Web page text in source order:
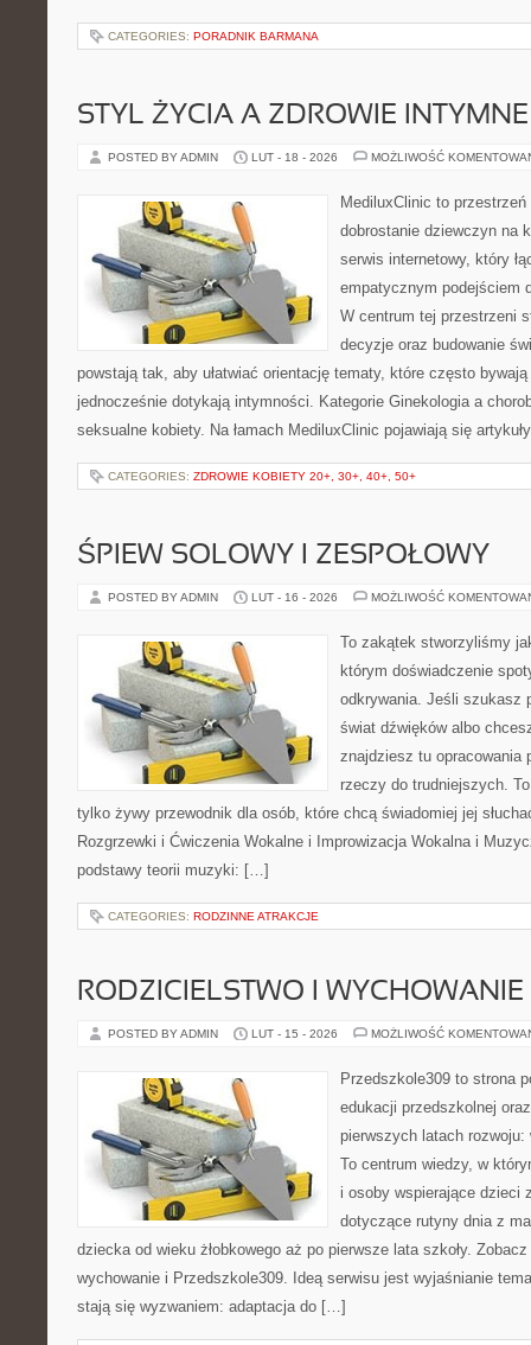
CATEGORIES: PORADNIK BARMANA
STYL ŻYCIA A ZDROWIE INTYMNE
POSTED BY ADMIN LUT - 18 - 2026 MOŻLIWOŚĆ
MediluxClinic to
dobrostanie dziewczyn na
serwis internetowy, który
empatycznym podejściem
W centrum tej przestrzeni
decyzje oraz budowanie
powstają tak, aby ułatwiać orientację tematy, które często
jednocześnie dotykają intymności. Kategorie Ginekologia a
seksualne kobiety. Na łamach MediluxClinic pojawiają się
CATEGORIES: ZDROWIE KOBIETY 20+, 30+, 40+, 50+
ŚPIEW SOLOWY I ZESPOŁOWY
POSTED BY ADMIN LUT - 16 - 2026 MOŻLIWOŚĆ
To zakątek stworzyliśmy
którym doświadczenie
odkrywania. Jeśli szukasz
świat dźwięków albo
znajdziesz tu opracowania
rzeczy do trudniejszych.
tylko żywy przewodnik dla osób, które chcą świadomiej jej
Rozgrzewki i Ćwiczenia Wokalne i Improwizacja Wokalna i
podstawy teorii muzyki: […]
CATEGORIES: RODZINNE ATRAKCJE
RODZICIELSTWO I WYCHOWANIE
POSTED BY ADMIN LUT - 15 - 2026 MOŻLIWOŚĆ
Przedszkole309 to strona
edukacji przedszkolnej
pierwszych latach
To centrum wiedzy, w
i osoby wspierające dzieci
dotyczące rutyny dnia z
dziecka od wieku żłobkowego aż po pierwsze lata szkoły.
wychowanie i Przedszkole309. Ideą serwisu jest wyjaśnianie
stają się wyzwaniem: adaptacja do […]